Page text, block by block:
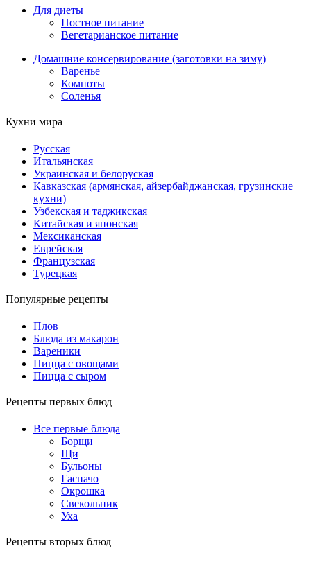
Для диеты
Постное питание
Вегетарианское питание
Домашние консервирование (заготовки на зиму)
Варенье
Компоты
Соленья
Кухни мира
Русская
Итальянская
Украинская и белоруская
Кавказская (армянская, айзербайджанская, грузинские
кухни)
Узбекская и таджикская
Китайская и японская
Мексиканская
Еврейская
Французская
Турецкая
Популярные рецепты
Плов
Блюда из макарон
Вареники
Пицца с овощами
Пицца с сыром
Рецепты первых блюд
Все первые блюда
Борщи
Щи
Бульоны
Гаспачо
Окрошка
Свекольник
Уха
Рецепты вторых блюд